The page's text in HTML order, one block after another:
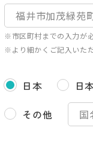
※市区町村までの入力が必
※より細かくご記入いた
日本
日
その他